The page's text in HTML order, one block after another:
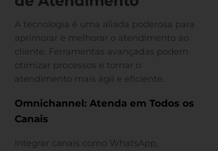
A tecnologia é uma aliada poderosa para
aprimorar e melhorar o atendimento ao
cliente. Ferramentas avançadas podem
otimizar processos e tornar o
atendimento mais ágil e eficiente.
Omnichannel: Atenda em Todos os
Canais
Integrar canais como WhatsApp,